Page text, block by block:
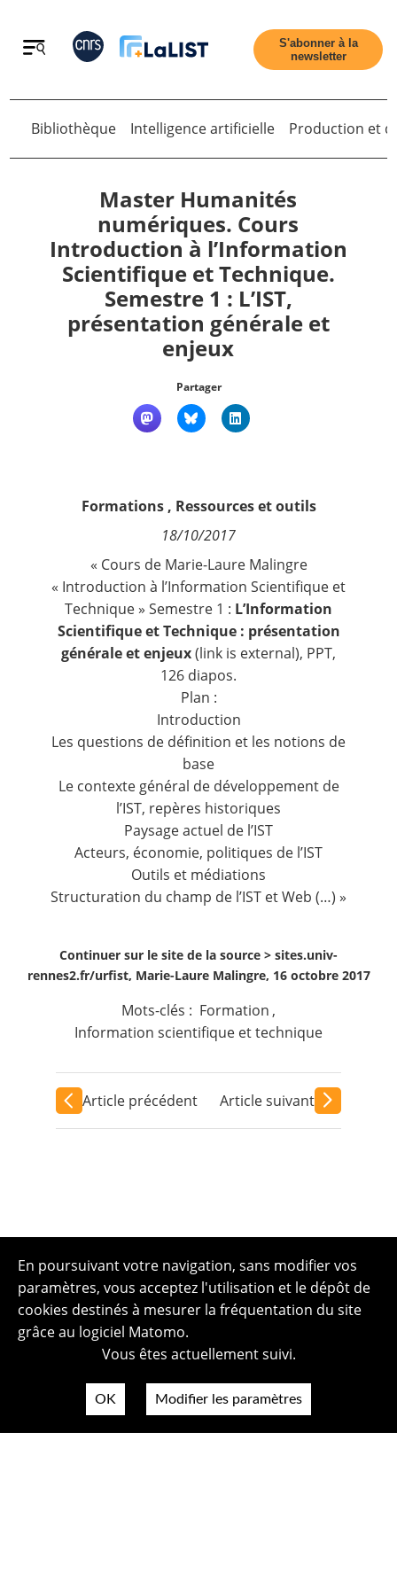
Retour
Accueil
Tous les articles
S'abonner à la
newsletter
Retour
Bibliothèque Intelligence artificielle Production et
Master Humanités
numériques. Cours
Introduction à l’Information
Scientifique et Technique.
Semestre 1 : L’IST,
présentation générale et
enjeux
Partager
Formations, Ressources et outils
18/10/2017
« Cours de Marie-Laure Malingre
« Introduction à l’Information Scientifique et
Technique » Semestre 1 : L’Information
Scientifique et Technique : présentation
générale et enjeux(link is external), PPT,
126 diapos.
Plan :
Introduction
Les questions de définition et les notions de
base
Le contexte général de développement de
l’IST, repères historiques
Paysage actuel de l’IST
Acteurs, économie, politiques de l’IST
Outils et médiations
Structuration du champ de l’IST et Web (…) »
Continuer sur le site de la source > sites.univ-
rennes2.fr/urfist, Marie-Laure Malingre, 16 octobre 2017
Mots-clés : Formation ,
Information scientifique et technique
Article précédent Article suivant
En poursuivant votre navigation, sans modifier vos
paramètres, vous acceptez l'utilisation et le dépôt de
cookies destinés à mesurer la fréquentation du site
grâce au logiciel Matomo.
Vous êtes actuellement suivi.
OK Modifier les paramètres